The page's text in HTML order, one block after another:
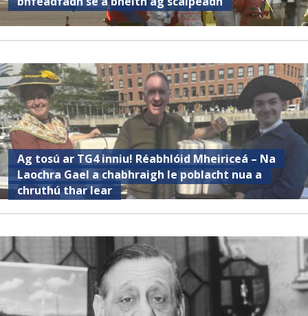
Ag tosú ar TG4 inniu! Réabhlóid Mheiriceá – Na
Laochra Gael a chabhraigh le poblacht nua a
chruthú thar lear